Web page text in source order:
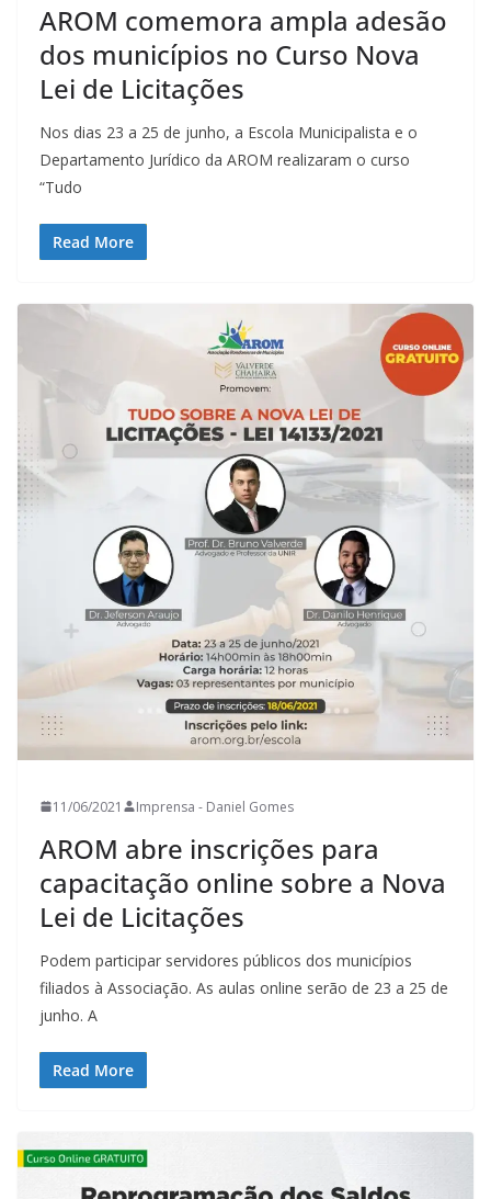
AROM comemora ampla adesão
dos municípios no Curso Nova
Lei de Licitações
Nos dias 23 a 25 de junho, a Escola Municipalista e o
Departamento Jurídico da AROM realizaram o curso
“Tudo
Read More
11/06/2021 Imprensa - Daniel Gomes
AROM abre inscrições para
capacitação online sobre a Nova
Lei de Licitações
Podem participar servidores públicos dos municípios
filiados à Associação. As aulas online serão de 23 a 25 de
junho. A
Read More